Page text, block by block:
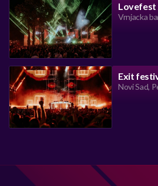
Lovefest
Vrnjacka
Exit
Novi Sad,